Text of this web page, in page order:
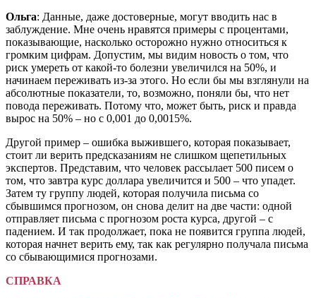
Ольга: Данные, даже достоверные, могут вводить нас в
заблуждение. Мне очень нравятся примеры с процентами,
показывающие, насколько осторожно нужно относиться к
громким цифрам. Допустим, мы видим новость о том, что
риск умереть от какой-то болезни увеличился на 50%, и
начинаем переживать из-за этого. Но если бы мы взглянули на
абсолютные показатели, то, возможно, поняли бы, что нет
повода переживать. Потому что, может быть, риск и правда
вырос на 50% – но с 0,001 до 0,0015%.
Другой пример – ошибка выжившего, которая показывает,
стоит ли верить предсказаниям не слишком щепетильных
экспертов. Представим, что человек рассылает 500 писем о
том, что завтра курс доллара увеличится и 500 – что упадет.
Затем ту группу людей, которая получила письма со
сбывшимся прогнозом, он снова делит на две части: одной
отправляет письма с прогнозом роста курса, другой – с
падением. И так продолжает, пока не появится группа людей,
которая начнет верить ему, так как регулярно получала письма
со сбывающимися прогнозами.
СПРАВКА